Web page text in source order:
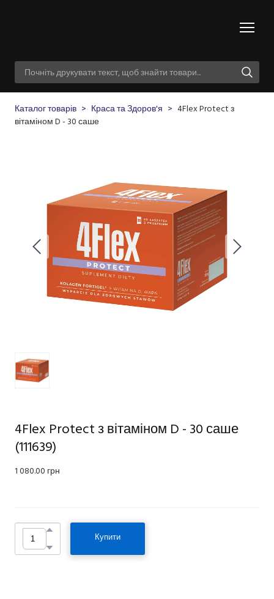
Каталог товарів Краса та Здоров'я
4Flex Protect з
вітаміном D - 30 саше
4Flex Protect з вітаміном D - 30 саше
(111639)
1 080.00 грн
Купити